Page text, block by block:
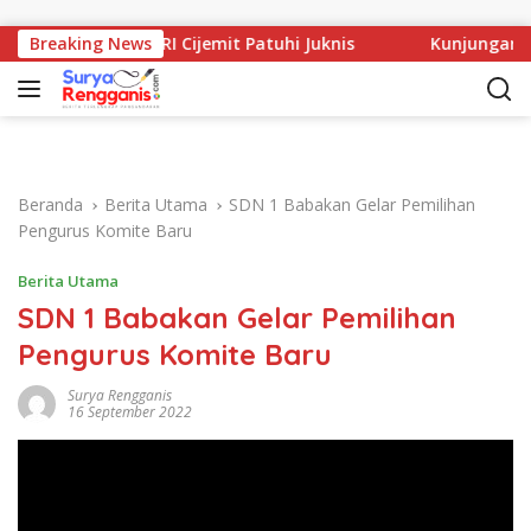
Breaking News
TK PGRI Cijemit Patuhi Juknis Kunjungan Kadisdik
Beranda Berita Utama
SDN 1 Babakan Gelar Pemilihan
Pengurus Komite Baru
Berita Utama
SDN 1 Babakan Gelar Pemilihan
Pengurus Komite Baru
Surya Rengganis
16 September 2022